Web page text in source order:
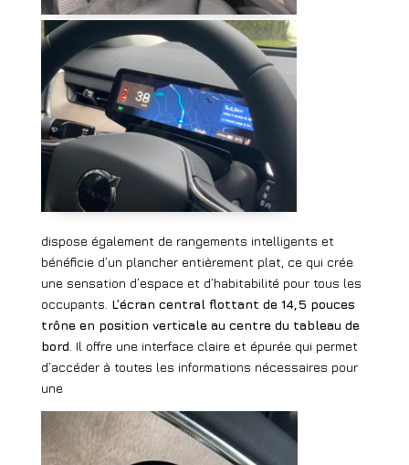
dispose également de rangements intelligents et
bénéficie d’un plancher entièrement plat, ce qui crée
une sensation d’espace et d’habitabilité pour tous les
occupants. L’écran central flottant de 14,5 pouces
trône en position verticale au centre du tableau de
bord . Il offre une interface claire et épurée qui permet
d’accéder à toutes les informations nécessaires pour
une